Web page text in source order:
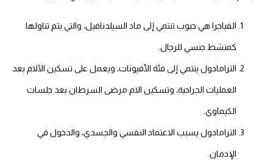
الفياجرا هي حبوب تنتمي إلى ماد السيلدنافيل، والتي يتم تناولها
كمنشط جنسي للرجال.
الترامادول ينتمي إلى فئة الأفيونات، ويعمل على تسكين الآلام بعد
العمليات الجراحية، وتسكين الام مرضى السرطان بعد جلسات
الكيماوي.
الترامادول يسبب الاعتماد النفسي والجسدي، والدخول في
الإدمان.